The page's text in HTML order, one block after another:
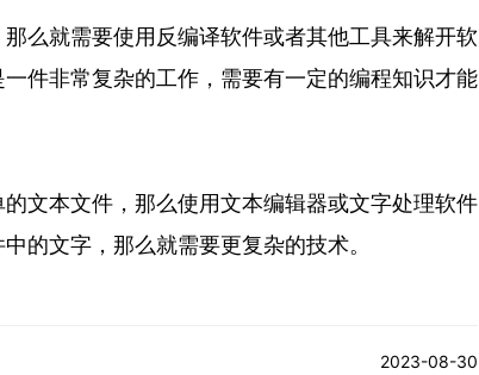
么就需要使用反编译软件或者其他工具来解开软
件非常复杂的工作，需要有一定的编程知识才能
文本文件，那么使用文本编辑器或文字处理软件
的文字，那么就需要更复杂的技术。
2023-08-30